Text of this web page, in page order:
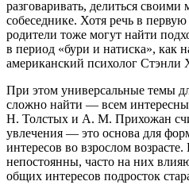
разговаривать, делиться
собеседнике. Хотя речь в первую
родители тоже могут найти
в период «бури и натиска», как
американский психолог Стэнли
При этом универсальные темы
сложно найти — всем
Н. Толстых и А. М. Прихожан
увлечения — это основа для
интересов во взрослом
непостоянны, часто на них
общих интересов подросток